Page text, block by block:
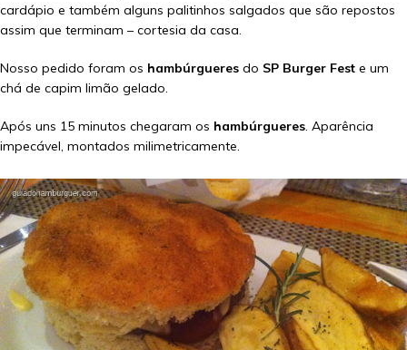
cardápio e também alguns palitinhos salgados que são repostos
assim que terminam – cortesia da casa.
Nosso pedido foram os hambúrgueres do SP Burger Fest e um
chá de capim limão gelado.
Após uns 15 minutos chegaram os hambúrgueres. Aparência
impecável, montados milimetricamente.